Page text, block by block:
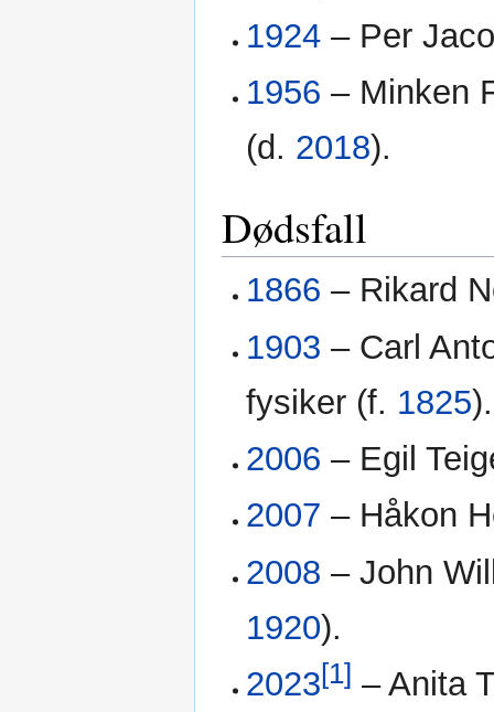
1924 – Per
1956 – Minken
(d. 2018).
Dødsfall
1866 – Rikard
1903 – Carl
fysiker (f. 1825).
2006 – Egil
2007 – Håkon
2008 – John
1920).
2023[1] – Anita